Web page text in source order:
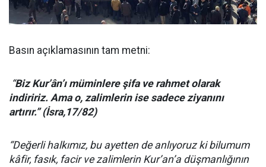
Basın açıklamasının tam metni:
“Biz Kur’ân’ı müminlere şifa ve rahmet olarak
indiririz. Ama o, zalimlerin ise sadece ziyanını
artırır.”(İsra,17/82)
“Değerli halkımız, bu ayetten de anlıyoruz ki bilumum
kâfir, fasık, facir ve zalimlerin Kur’an’a düşmanlığının